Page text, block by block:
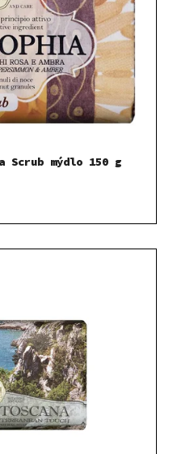
Scrub mýdlo 150 g